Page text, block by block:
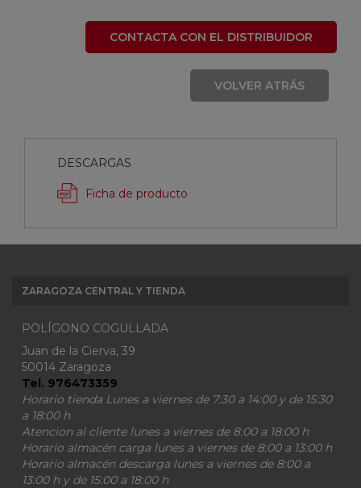
CONTACTA CON EL DISTRIBUIDOR
VOLVER ATRÁS
DESCARGAS
Ficha de producto
ZARAGOZA CENTRAL Y TIENDA
POLÍGONO COGULLADA
Juan de la Cierva, 39
50014 Zaragoza
Tel. 976473359
Horario tienda Lunes a viernes de 7:30 a 14:00 y de 15:30
a 18:00 h
Atencion al cliente lunes a viernes de 8:00 a 18:00 h
Horario almacén carga lunes a viernes de 8:00 a 13:00 h
Horario almacén descarga lunes a viernes de 8:00 a
13:00 h y de 15:00 a 18:00 h